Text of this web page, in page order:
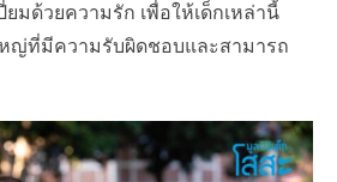
มด้วยความรัก เพื่อให้เด็กเหล่านี้
หญ่ที่มีความรับผิดชอบและสามารถ